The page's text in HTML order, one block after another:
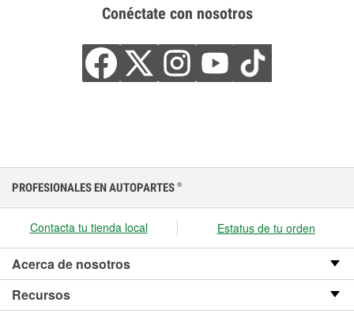
Conéctate con nosotros
PROFESIONALES EN AUTOPARTES ®
Contacta tu tienda local Estatus de tu orden
Acerca de nosotros
Recursos